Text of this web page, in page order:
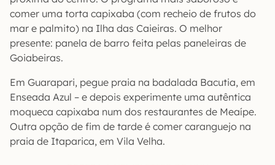
comer uma torta capixaba (com recheio de frutos do
mar e palmito) na Ilha das Caieiras. O melhor
presente: panela de barro feita pelas paneleiras de
Goiabeiras.
Em Guarapari, pegue praia na badalada Bacutia, em
Enseada Azul – e depois experimente uma autêntica
moqueca capixaba num dos restaurantes de Meaípe.
Outra opção de fim de tarde é comer caranguejo na
praia de Itaparica, em Vila Velha.